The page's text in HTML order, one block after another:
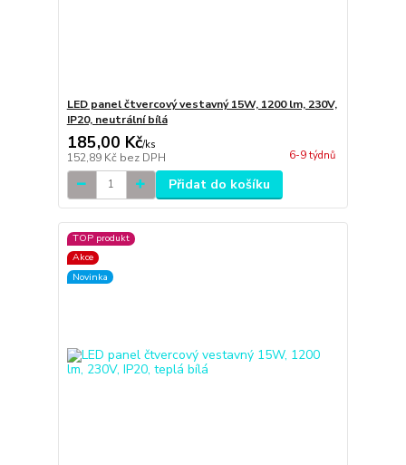
LED panel čtvercový vestavný 15W, 1200 lm, 230V,
IP20, neutrální bílá
185,00 Kč/ks
152,89 Kč bez DPH 6-9 týdnů
Přidat do košíku
TOP produkt
Akce
Novinka